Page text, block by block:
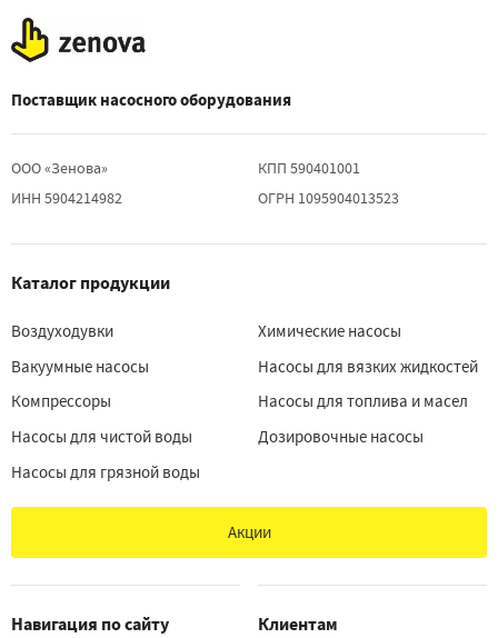
Поставщик насосного оборудования
ООО «Зенова»
ИНН 5904214982
КПП 590401001
ОГРН 1095904013523
Каталог продукции
Воздуходувки
Вакуумные насосы
Компрессоры
Насосы для чистой воды
Насосы для грязной воды
Химические насосы
Насосы для вязких жидкостей
Насосы для топлива и масел
Дозировочные насосы
Акции
Навигация по сайту Клиентам